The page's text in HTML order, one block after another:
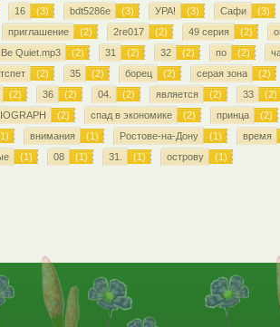
16 (3) bdt5286e (3) УРА! (3) Сафи (3)
приглашение (2) 2re017 (2) 49 серия (2)
Quiet.mp3 (2) 31 (2) 32 (2) по (2)
(2) 35 (2) борец (2) серая зона (2)
(2) 36 (2) 04. (2) является (2) 33 (2)
(2) спад в экономике (2) принца (2)
внимания (1) Ростове-на-Дону (1) время
(1) 08 (1) 31. (1) острову (1)